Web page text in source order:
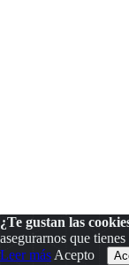
¿Te gustan las
asegurarnos que
Leer más Acepto